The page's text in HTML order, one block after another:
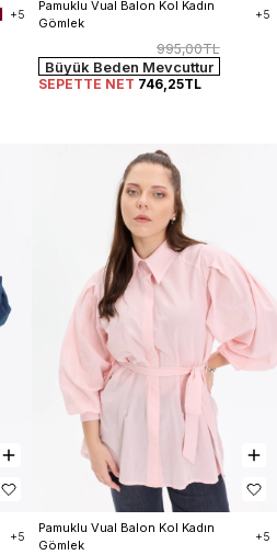
+5
Pamuklu Vual Balon Kol Kadın
Gömlek
+5
995,00TL
Büyük Beden Mevcuttur
SEPETTE NET 746,25TL
+5
Pamuklu Vual Balon Kol Kadın
Gömlek
+5